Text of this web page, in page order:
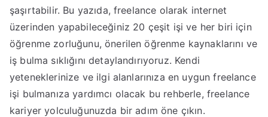
şaşırtabilir. Bu yazıda, freelance olarak internet
üzerinden yapabileceğiniz 20 çeşit işi ve her biri için
öğrenme zorluğunu, önerilen öğrenme kaynaklarını ve
iş bulma sıklığını detaylandırıyoruz. Kendi
yeteneklerinize ve ilgi alanlarınıza en uygun freelance
işi bulmanıza yardımcı olacak bu rehberle, freelance
kariyer yolculuğunuzda bir adım öne çıkın.